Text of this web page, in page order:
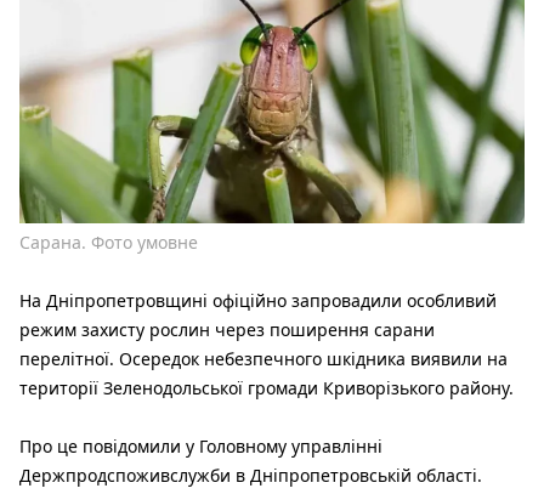
Сарана. Фото умовне
На Дніпропетровщині офіційно запровадили особливий
режим захисту рослин через поширення сарани
перелітної. Осередок небезпечного шкідника виявили на
території Зеленодольської громади Криворізького району.
Про це повідомили у Головному управлінні
Держпродспоживслужби в Дніпропетровській області.